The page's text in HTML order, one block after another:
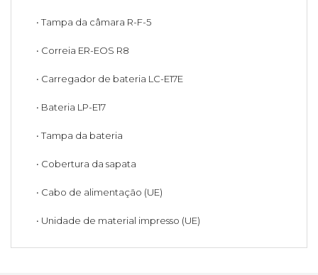
• Tampa da câmara R-F-5
• Correia ER-EOS R8
• Carregador de bateria LC-E17E
• Bateria LP-E17
• Tampa da bateria
• Cobertura da sapata
• Cabo de alimentação (UE)
• Unidade de material impresso (UE)